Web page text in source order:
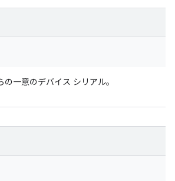
の一意のデバイス シリアル。